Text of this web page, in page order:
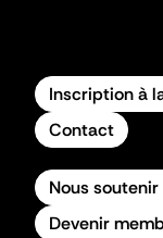
Inscription à
Contact
Nous soutenir
Devenir